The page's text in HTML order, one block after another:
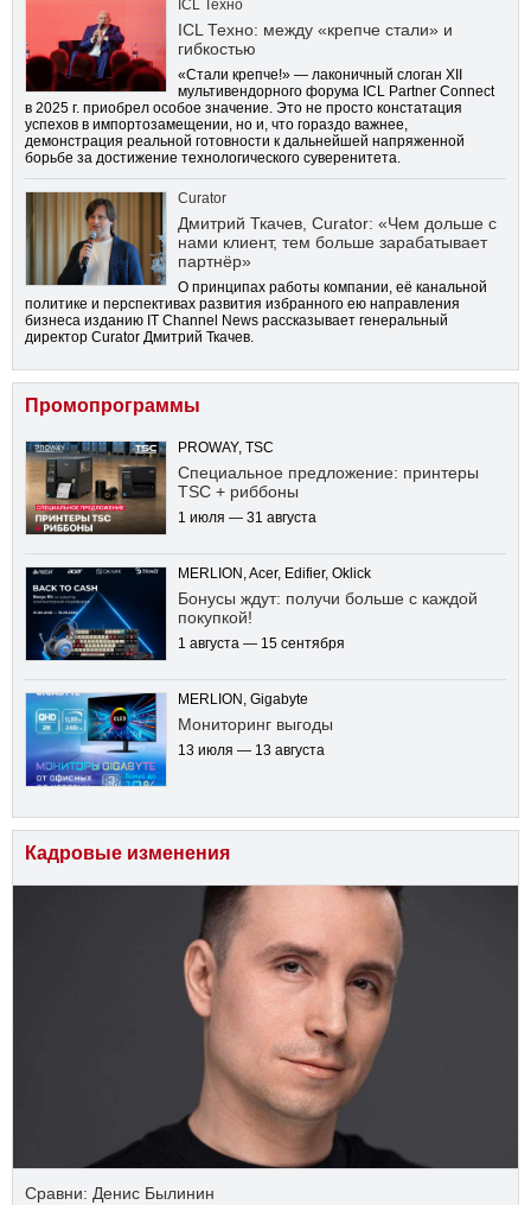
ICL Техно
ICL Техно: между «крепче стали» и
гибкостью
«Стали крепче!» — лаконичный слоган XII
мультивендорного форума ICL Partner Connect
в 2025 г. приобрел особое значение. Это не просто констатация
успехов в импортозамещении, но и, что гораздо важнее,
демонстрация реальной готовности к дальнейшей напряженной
борьбе за достижение технологического суверенитета.
Curator
Дмитрий Ткачев, Curator: «Чем дольше с
нами клиент, тем больше зарабатывает
партнёр»
О принципах работы компании, её канальной
политике и перспективах развития избранного ею направления
бизнеса изданию IT Channel News рассказывает генеральный
директор Curator Дмитрий Ткачев.
Промопрограммы
PROWAY, TSC
Специальное предложение: принтеры
TSC + риббоны
1 июля — 31 августа
MERLION, Acer, Edifier, Oklick
Бонусы ждут: получи больше с каждой
покупкой!
1 августа — 15 сентября
MERLION, Gigabyte
Мониторинг выгоды
13 июля — 13 августа
Кадровые изменения
Сравни: Денис Былинин